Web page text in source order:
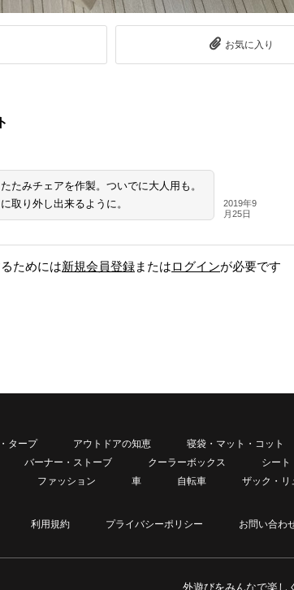
お気に入り
たみチェアを作製。ついでに大人用も。
取り外し出来るように。
2019年9
月25日
ためには新規会員登録またはログインが必要です
タープ アウトドアの知恵 寝袋・マット・コット
バーナー・ストーブ クーラーボックス シート
ファッション
車 自転車 ザック・リ
利用規約 プライバシーポリシー お問い合わ
外遊びをみんなで楽しく